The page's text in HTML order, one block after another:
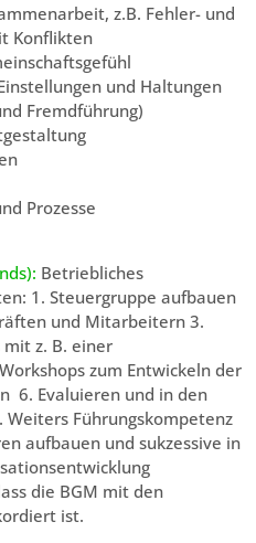
z.B. Fehler- und
Konflikten
und Haltungen
Fremdführung)
Prozesse
Betriebliches
1. Steuergruppe aufbauen
und Mitarbeitern 3.
mit z. B. einer
zum Entwickeln der
6. Evaluieren und in den
Führungskompetenz
aufbauen und sukzessive in
die BGM mit den
ist.